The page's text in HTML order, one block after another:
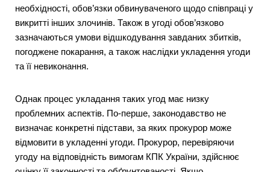
необхідності, обов’язки обвинуваченого щодо співпраці у
викритті інших злочинів. Також в угоді обов’язково
зазначаються умови відшкодування завданих збитків,
погоджене покарання, а також наслідки укладення угоди
та її невиконання.
Однак процес укладання таких угод має низку
проблемних аспектів. По-перше, законодавство не
визначає конкретні підстави, за яких прокурор може
відмовити в укладенні угоди. Прокурор, перевіряючи
угоду на відповідність вимогам КПК України, здійснює